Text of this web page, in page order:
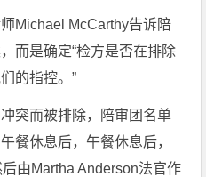
Michael McCarthy告诉陪
而是确定“检方是否在排除
的指控。”
突而被排除，陪审团名单
餐休息后，午餐休息后，
由Martha Anderson法官作